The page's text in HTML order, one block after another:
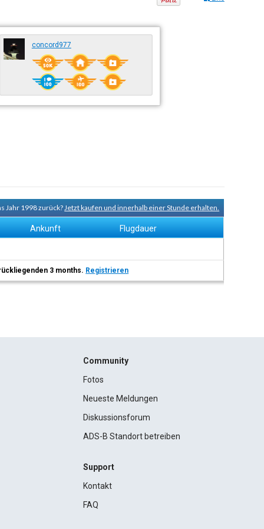
concord977
Jahr 1998 zurück?Jetzt kaufen und innerhalb einer Stunde erhalten.
Ankunft Flugdauer
3 months. Registrieren
Community
Fotos
Neueste Meldungen
Diskussionsforum
ADS-B Standort betreiben
Support
Kontakt
FAQ